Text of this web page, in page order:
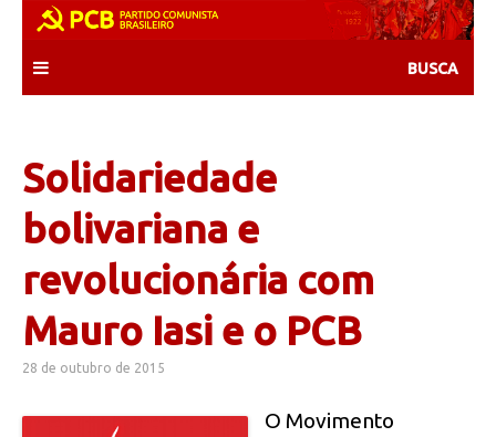
content
Solidariedade
bolivariana e
revolucionária com
Mauro Iasi e o PCB
28 de outubro de 2015
O Movimento